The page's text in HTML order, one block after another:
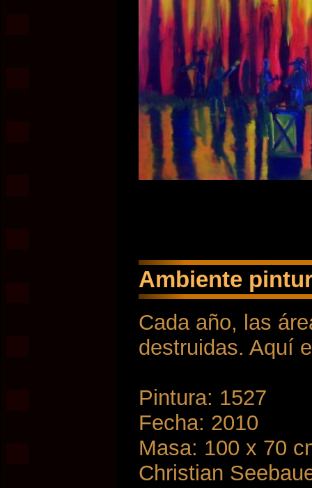
Ambiente
Cada año, las
destruidas. Aquí
Pintura: 1527
Fecha: 2010
Masa: 100 x 70
Christian